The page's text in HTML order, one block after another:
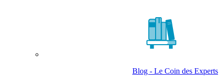
Blog - Le Coin des Experts